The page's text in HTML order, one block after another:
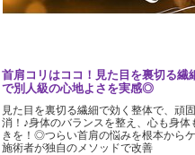
首肩コリはココ！見た目を裏切る繊
で別人級の心地よさを実感◎
見た目を裏切る繊細で効く整体で、頑
消！♪身体のバランスを整え、心も身体
きを！◎つらい首肩の悩みを根本から
施術者が独自のメソッドで改善